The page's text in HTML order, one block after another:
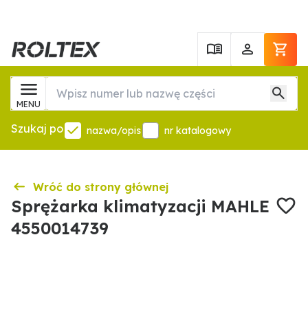
MENU
Szukaj po nazwa/opis nr katalogowy
Wróć do strony głównej
Sprężarka klimatyzacji MAHLE
4550014739